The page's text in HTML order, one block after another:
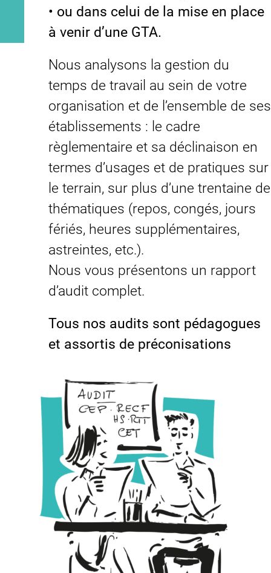
• ou dans celui de la mise en place
à venir d’une GTA.
Nous analysons la gestion du
temps de travail au sein de votre
organisation et de l’ensemble de ses
établissements : le cadre
règlementaire et sa déclinaison en
termes d’usages et de pratiques sur
le terrain, sur plus d’une trentaine de
thématiques (repos, congés, jours
fériés, heures supplémentaires,
astreintes, etc.).
Nous vous présentons un rapport
d’audit complet.
Tous nos audits sont pédagogues
et assortis de préconisations